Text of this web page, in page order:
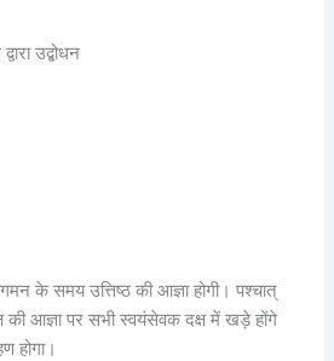
उद्बोधन
के समय उत्तिष्ठ की आज्ञा होगी। पश्चात्
की आज्ञा पर सभी स्वयंसेवक दक्ष में खड़े होंगे
होगा।